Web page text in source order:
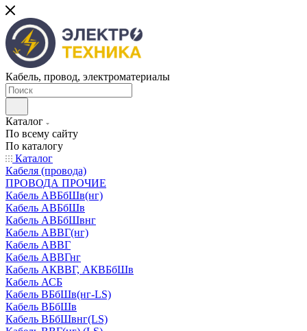
Кабель, провод, электроматериалы
Каталог
По всему сайту
По каталогу
Каталог
Кабеля (провода)
ПРОВОДА ПРОЧИЕ
Кабель АВБбШв(нг)
Кабель АВБбШв
Кабель АВБбШвнг
Кабель АВВГ(нг)
Кабель АВВГ
Кабель АВВГнг
Кабель АКВВГ, АКВБбШв
Кабель АСБ
Кабель ВБбШв(нг-LS)
Кабель ВБбШв
Кабель ВБбШвнг(LS)